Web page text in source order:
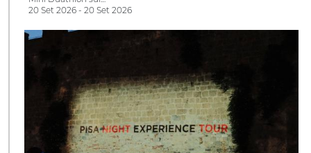
20 Set 2026 - 20 Set 2026